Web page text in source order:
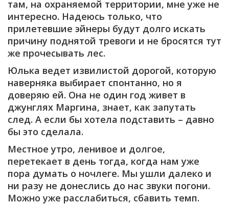
там, на охраняемой территории, мне уже не
интересно. Надеюсь только, что
прилетевшие эйнеры будут долго искать
причину поднятой тревоги и не бросятся тут
же прочесывать лес.
Юлька ведет извилистой дорогой, которую
наверняка выбирает спонтанно, но я
доверяю ей. Она не один год живет в
джунглях Маргина, знает, как запутать
след. А если бы хотела подставить – давно
бы это сделала.
Местное утро, ленивое и долгое,
перетекает в день тогда, когда нам уже
пора думать о ночлеге. Мы ушли далеко и
ни разу не донеслись до нас звуки погони.
Можно уже расслабиться, сбавить темп.